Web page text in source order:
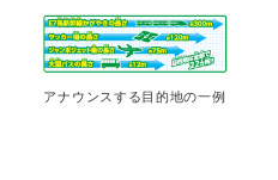
アナウンスする目的地の一例